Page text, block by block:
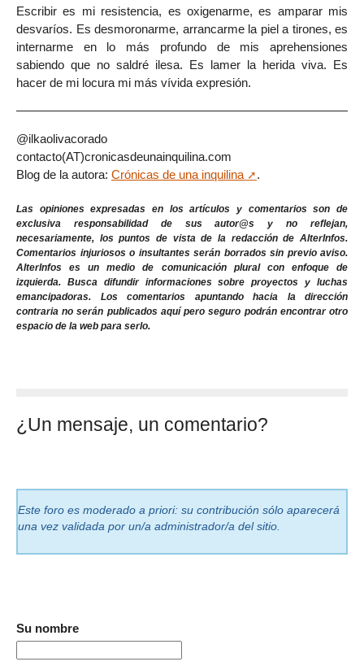
Escribir es mi resistencia, es oxigenarme, es amparar mis
desvaríos. Es desmoronarme, arrancarme la piel a tirones, es
internarme en lo más profundo de mis aprehensiones
sabiendo que no saldré ilesa. Es lamer la herida viva. Es
hacer de mi locura mi más vívida expresión.
@ilkaolivacorado
contacto(AT)cronicasdeunainquilina.com
Blog de la autora: Crónicas de una inquilina .
Las opiniones expresadas en los artículos y comentarios son de
exclusiva responsabilidad de sus autor@s y no reflejan,
necesariamente, los puntos de vista de la redacción de AlterInfos.
Comentarios injuriosos o insultantes serán borrados sin previo aviso.
AlterInfos es un medio de comunicación plural con enfoque de
izquierda. Busca difundir informaciones sobre proyectos y luchas
emancipadoras. Los comentarios apuntando hacia la dirección
contraria no serán publicados aquí pero seguro podrán encontrar otro
espacio de la web para serlo.
¿Un mensaje, un comentario?
Este foro es moderado a priori: su contribución sólo aparecerá
una vez validada por un/a administrador/a del sitio.
Su nombre